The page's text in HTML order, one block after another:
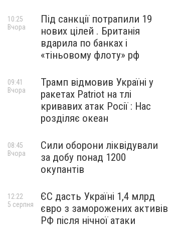
Під санкції потрапили 19
нових цілей . Британія
вдарила по банках і
«тіньовому флоту» рф
10:25
Вчора
Трамп відмовив Україні у
ракетах Patriot на тлі
кривавих атак Росії : Нас
розділяє океан
09:41
Вчора
Сили оборони ліквідували
за добу понад 1200
окупантів
08:45
Вчора
ЄС дасть Україні 1,4 млрд
євро з заморожених активів
РФ після нічної атаки
12:22
5 серпня